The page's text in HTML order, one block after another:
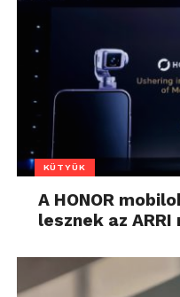
KÜTYÜK
A HONOR
lesznek az